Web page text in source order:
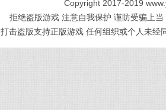
Copyright 2017-2019
拒绝盗版游戏 注意自我保护 谨防受骗上
打击盗版支持正版游戏 任何组织或个人未经